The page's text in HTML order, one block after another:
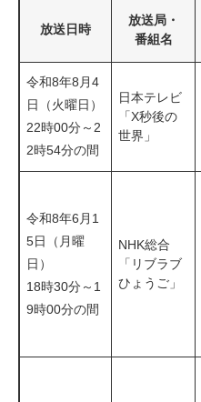
放送日時
放送局・
番組名
令和8年8月4
日（火曜日）
22時00分～2
2時54分の間
日本テレビ
「X秒後の
世界」
令和8年6月1
5日（月曜
日）
18時30分～1
9時00分の間
NHK総合
「リブラブ
ひょうご」